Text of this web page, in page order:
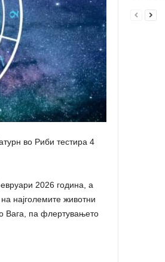
во Риби тестира 4
2026 година, а
најголемите животни
Вага, па флертувањето